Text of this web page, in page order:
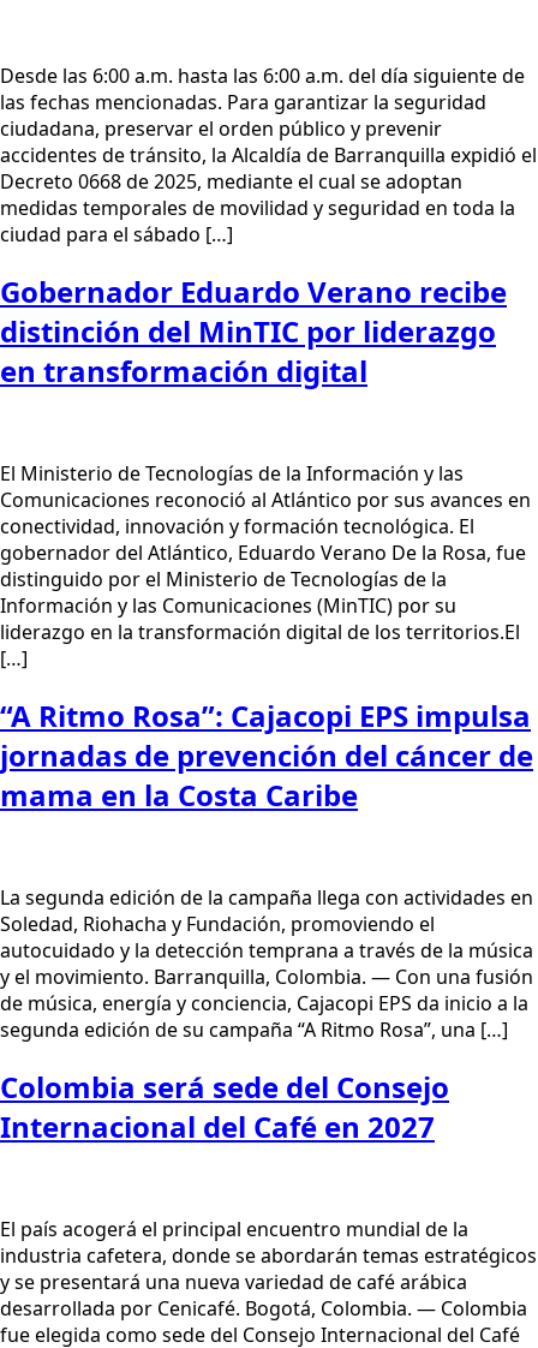
Desde las 6:00 a.m. hasta las 6:00 a.m. del día siguiente de
las fechas mencionadas. Para garantizar la seguridad
ciudadana, preservar el orden público y prevenir
accidentes de tránsito, la Alcaldía de Barranquilla expidió el
Decreto 0668 de 2025, mediante el cual se adoptan
medidas temporales de movilidad y seguridad en toda la
ciudad para el sábado […]
Gobernador Eduardo Verano recibe
distinción del MinTIC por liderazgo
en transformación digital
El Ministerio de Tecnologías de la Información y las
Comunicaciones reconoció al Atlántico por sus avances en
conectividad, innovación y formación tecnológica. El
gobernador del Atlántico, Eduardo Verano De la Rosa, fue
distinguido por el Ministerio de Tecnologías de la
Información y las Comunicaciones (MinTIC) por su
liderazgo en la transformación digital de los territorios.El
[…]
“A Ritmo Rosa”: Cajacopi EPS impulsa
jornadas de prevención del cáncer de
mama en la Costa Caribe
La segunda edición de la campaña llega con actividades en
Soledad, Riohacha y Fundación, promoviendo el
autocuidado y la detección temprana a través de la música
y el movimiento. Barranquilla, Colombia. — Con una fusión
de música, energía y conciencia, Cajacopi EPS da inicio a la
segunda edición de su campaña “A Ritmo Rosa”, una […]
Colombia será sede del Consejo
Internacional del Café en 2027
El país acogerá el principal encuentro mundial de la
industria cafetera, donde se abordarán temas estratégicos
y se presentará una nueva variedad de café arábica
desarrollada por Cenicafé. Bogotá, Colombia. — Colombia
fue elegida como sede del Consejo Internacional del Café